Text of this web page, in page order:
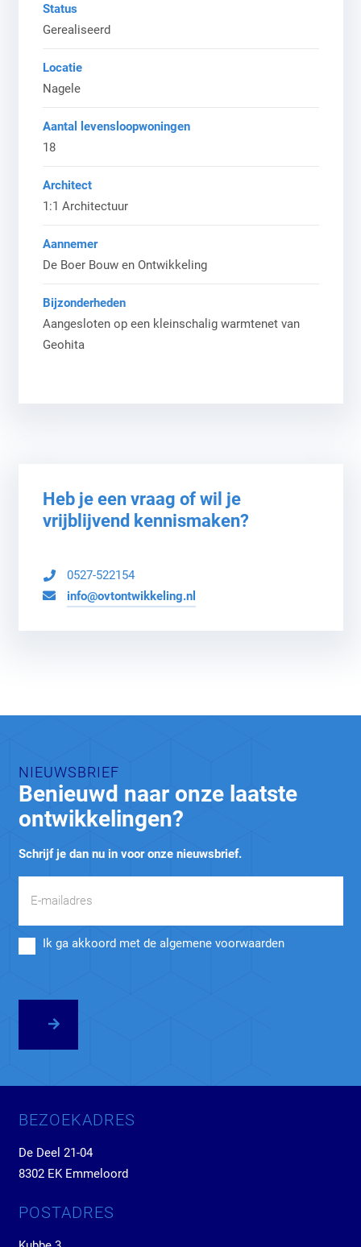
Status
Gerealiseerd
Locatie
Nagele
Aantal levensloopwoningen
18
Architect
1:1 Architectuur
Aannemer
De Boer Bouw en Ontwikkeling
Bijzonderheden
Aangesloten op een kleinschalig warmtenet van
Geohita
Heb je een vraag of wil je
vrijblijvend kennismaken?
0527-522154
info@ovtontwikkeling.nl
NIEUWSBRIEF
Benieuwd naar onze laatste
ontwikkelingen?
Schrijf je dan nu in voor onze nieuwsbrief.
Ik ga akkoord met de algemene voorwaarden
BEZOEKADRES
De Deel 21-04
8302 EK Emmeloord
POSTADRES